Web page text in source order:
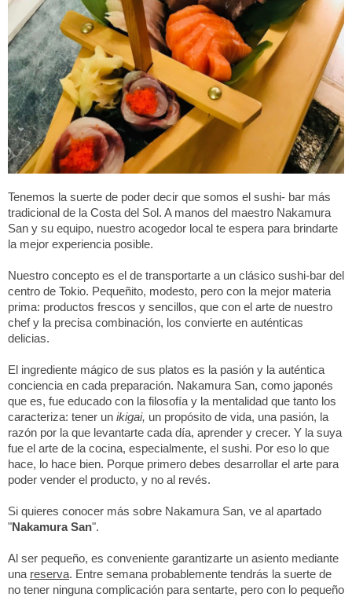
Tenemos la suerte de poder decir que somos el sushi- bar más
tradicional de la Costa del Sol. A manos del maestro Nakamura
San y su equipo, nuestro acogedor local te espera para brindarte
la mejor experiencia posible.
Nuestro concepto es el de transportarte a un clásico sushi-bar del
centro de Tokio. Pequeñito, modesto, pero con la mejor materia
prima: productos frescos y sencillos, que con el arte de nuestro
chef y la precisa combinación, los convierte en auténticas
delicias.
El ingrediente mágico de sus platos es la pasión y la auténtica
conciencia en cada preparación. Nakamura San, como japonés
que es, fue educado con la filosofía y la mentalidad que tanto los
caracteriza: tener un ikigai, un propósito de vida, una pasión, la
razón por la que levantarte cada día, aprender y crecer. Y la suya
fue el arte de la cocina, especialmente, el sushi. Por eso lo que
hace, lo hace bien. Porque primero debes desarrollar el arte para
poder vender el producto, y no al revés.
Si quieres conocer más sobre Nakamura San, ve al apartado
"Nakamura San".
Al ser pequeño, es conveniente garantizarte un asiento mediante
una reserva. Entre semana probablemente tendrás la suerte de
no tener ninguna complicación para sentarte, pero con lo pequeño